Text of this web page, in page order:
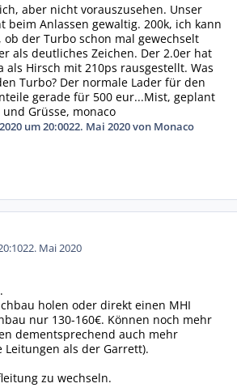
aber nicht vorauszusehen. Unser
beim Anlassen gewaltig. 200k, ich kann
der Turbo schon mal gewechselt
als deutliches Zeichen. Der 2.0er hat
Hirsch mit 210ps rausgestellt. Was
Turbo? Der normale Lader für den
gerade für 500 eur...Mist, geplant
Grüsse, monaco
um 20:0022. Mai 2020von Monaco
22. Mai 2020
holen oder direkt einen MHI
nur 130-160€. Können noch mehr
dementsprechend auch mehr
als der Garrett).
zu wechseln.